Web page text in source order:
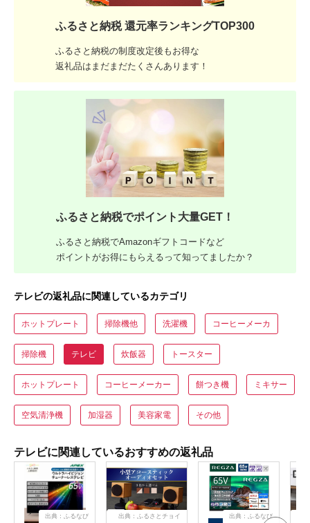
ふるさと納税 還元率ランキングTOP300
ふるさと納税の制度改定後もお得な
返礼品はまだまだたくさんあります！
ふるさと納税でポイント大量GET！
ふるさと納税でAmazonギフトコードなど
ポイントがお得にもらえるって知ってましたか？
テレビの返礼品に関連しているカテゴリ
ホットプレート 掃除機他 洗濯機 コーヒーメーカ
掃除機 テレビ 炊飯器 トースター
ホットプレート コーヒーメーカー 餅つき機 ミキサー
空気清浄機 加湿器 美容家電 その他
テレビに関連しているおすすめの返礼品
出典：ふるなび
出典：ふるさとチョイ
出典：ふるなび